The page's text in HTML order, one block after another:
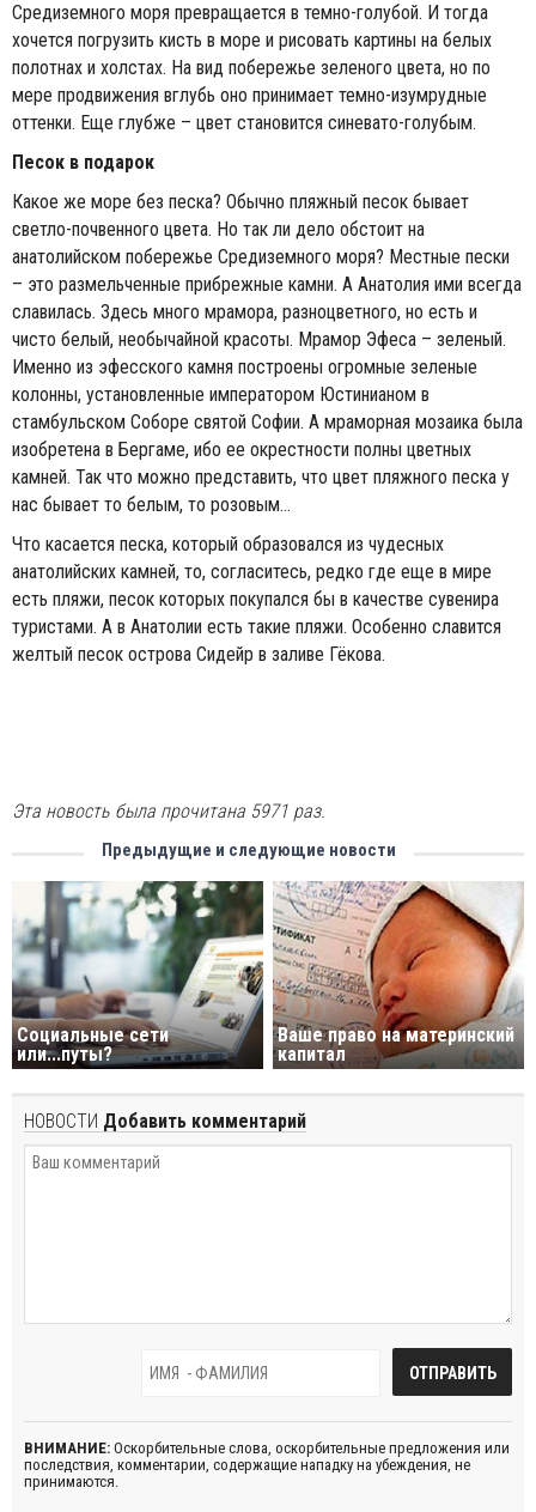
Средиземного моря превращается в темно-голубой. И тогда
хочется погрузить кисть в море и рисовать картины на белых
полотнах и холстах. На вид побережье зеленого цвета, но по
мере продвижения вглубь оно принимает темно-изумрудные
оттенки. Еще глубже – цвет становится синевато-голубым.
Песок в подарок
Какое же море без песка? Обычно пляжный песок бывает
светло-почвенного цвета. Но так ли дело обстоит на
анатолийском побережье Средиземного моря? Местные пески
– это размельченные прибрежные камни. А Анатолия ими всегда
славилась. Здесь много мрамора, разноцветного, но есть и
чисто белый, необычайной красоты. Мрамор Эфеса – зеленый.
Именно из эфесского камня построены огромные зеленые
колонны, установленные императором Юстинианом в
стамбульском Соборе святой Софии. А мраморная мозаика была
изобретена в Бергаме, ибо ее окрестности полны цветных
камней. Так что можно представить, что цвет пляжного песка у
нас бывает то белым, то розовым…
Что касается песка, который образовался из чудесных
анатолийских камней, то, согласитесь, редко где еще в мире
есть пляжи, песок которых покупался бы в качестве сувенира
туристами. А в Анатолии есть такие пляжи. Особенно славится
желтый песок острова Сидейр в заливе Гёкова.
Эта новость была прочитана 5971 раз.
Предыдущие и следующие новости
Социальные сети
или...путы?
Ваше право на материнский
капитал
НОВОСТИ Добавить комментарий
ВНИМАНИЕ: Оскорбительные слова, оскорбительные предложения или
последствия, комментарии, содержащие нападку на убеждения, не
принимаются.